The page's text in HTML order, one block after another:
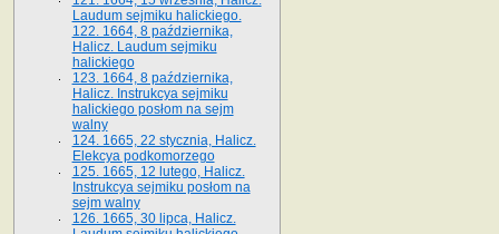
Laudum sejmiku halickiego.
122. 1664, 8 października,
Halicz. Laudum sejmiku
halickiego
123. 1664, 8 października,
Halicz. Instrukcya sejmiku
halickiego posłom na sejm
walny
124. 1665, 22 stycznia, Halicz.
Elekcya podkomorzego
125. 1665, 12 lutego, Halicz.
Instrukcya sejmiku posłom na
sejm walny
126. 1665, 30 lipca, Halicz.